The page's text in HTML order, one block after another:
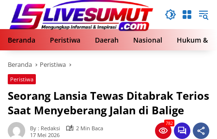
Langsung
konten
Beranda
Peristiwa Daerah Nasional Hukum &
Beranda Peristiwa
Peristiwa
Seorang Lansia Tewas Ditabrak Terios
Saat Menyeberang Jalan di Balige
By : Redaksi
2 Min Baca
17 Mei 2026
782